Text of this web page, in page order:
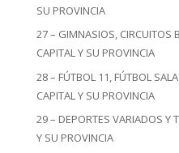
SU PROVINCIA
27 – GIMNASIOS, CIRCUITOS
CAPITAL Y SU PROVINCIA
28 – FÚTBOL 11, FÚTBOL
CAPITAL Y SU PROVINCIA
29 – DEPORTES VARIADOS Y
Y SU PROVINCIA